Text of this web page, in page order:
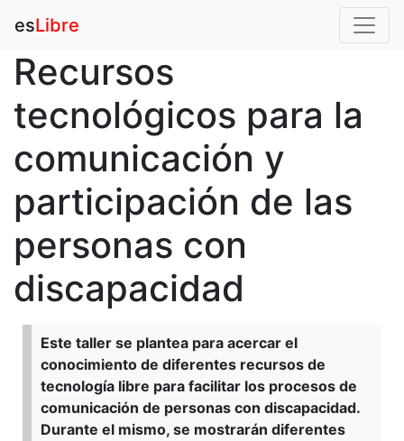
esLibre
Recursos
tecnológicos para la
comunicación y
participación de las
personas con
discapacidad
Este taller se plantea para acercar el
conocimiento de diferentes recursos de
tecnología libre para facilitar los procesos de
comunicación de personas con discapacidad.
Durante el mismo, se mostrarán diferentes